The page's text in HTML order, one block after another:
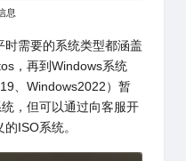
息
时需要的系统类型都涵盖
，再到Windows系统
、Windows2022）暂
，但可以通过向客服开
ISO系统。